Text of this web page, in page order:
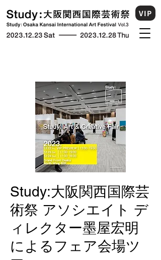
VIP
Study:大阪関西国際芸
術祭 アソシエイト デ
ィレクター墨屋宏明
によるフェア会場ツ